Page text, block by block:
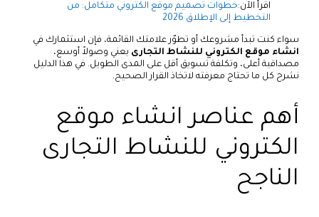
اقرأ الآن:خطوات تصميم موقع الكتروني متكامل: من
التخطيط إلى الإطلاق 2026
سواء كنت تبدأ مشروعك أو تطوّر علامتك القائمة، فإن استثمارك في
انشاء موقع الكتروني للنشاط التجارى يعني وصولاً أوسع،
مصداقية أعلى، وتكلفة تسويق أقل على المدى الطويل. في هذا الدليل
نشرح كل ما تحتاج معرفته لاتخاذ القرار الصحيح.
أهم عناصر انشاء موقع
الكتروني للنشاط التجارى
الناجح